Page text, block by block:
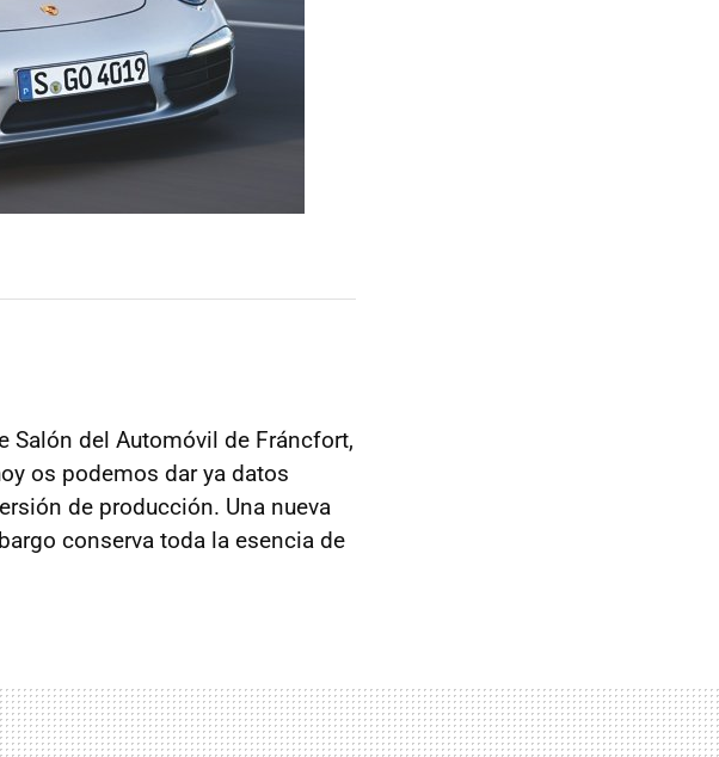
Salón del Automóvil de Fráncfort,
os podemos dar ya datos
de producción. Una nueva
conserva toda la esencia de